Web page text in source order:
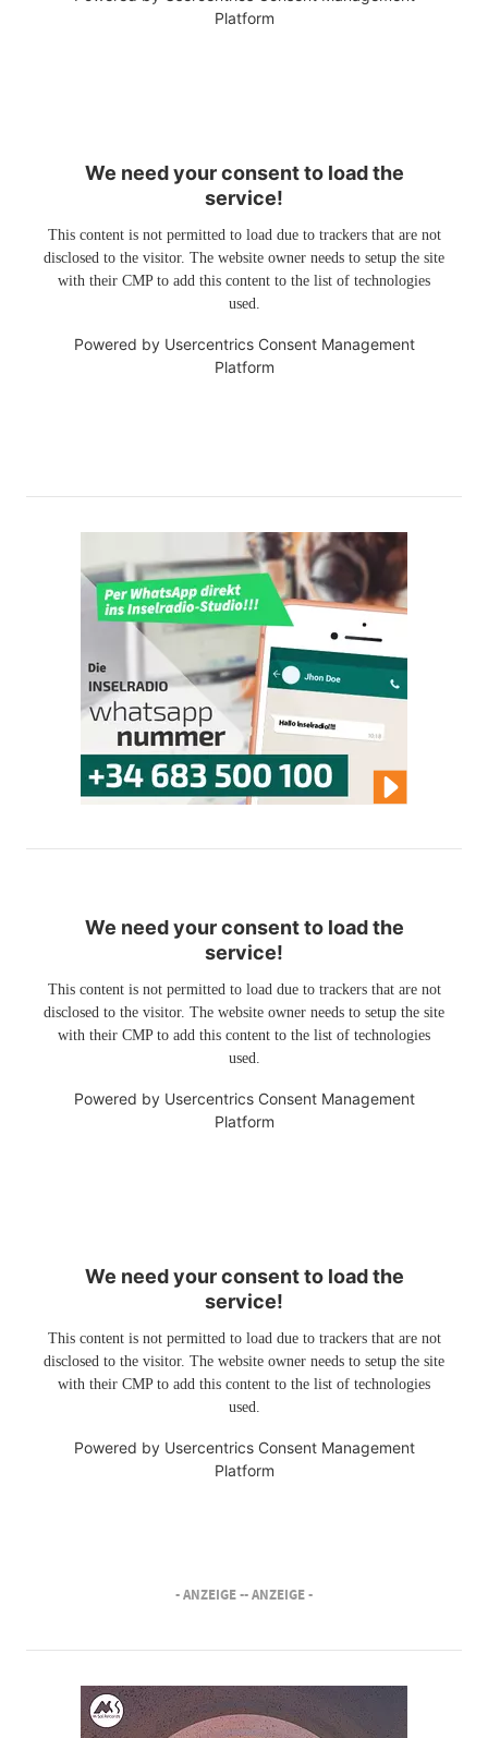
Platform
We need your consent to load the
service!
This content is not permitted to load due to trackers that are not
disclosed to the visitor. The website owner needs to setup the site
with their CMP to add this content to the list of technologies
used.
Powered by Usercentrics Consent Management
Platform
We need your consent to load the
service!
This content is not permitted to load due to trackers that are not
disclosed to the visitor. The website owner needs to setup the site
with their CMP to add this content to the list of technologies
used.
Powered by Usercentrics Consent Management
Platform
We need your consent to load the
service!
This content is not permitted to load due to trackers that are not
disclosed to the visitor. The website owner needs to setup the site
with their CMP to add this content to the list of technologies
used.
Powered by Usercentrics Consent Management
Platform
- ANZEIGE -- ANZEIGE -